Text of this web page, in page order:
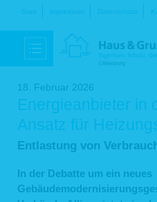
Navigation
Start Impressum Datenschutz
18. Februar 2026
Energieanbieter in
Ansatz für
Entlastung von
In der Debatte um ein neues